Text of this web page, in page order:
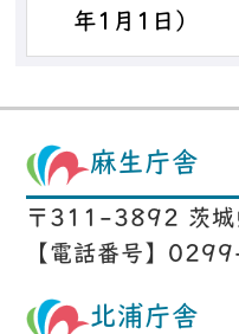
年1月1日）
麻生庁舎
〒311-3892 茨城
【電話番号】
北浦庁舎